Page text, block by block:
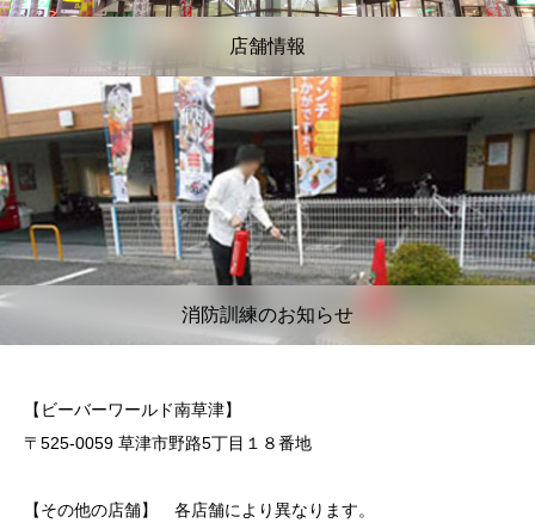
店舗情報
消防訓練のお知らせ
【ビーバーワールド南草津】
〒525-0059 草津市野路5丁目１８番地
【その他の店舗】 各店舗により異なります。